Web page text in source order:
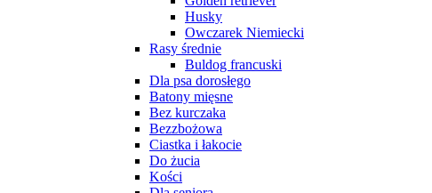
Husky
Owczarek Niemiecki
Rasy średnie
Buldog francuski
Dla psa dorosłego
Batony mięsne
Bez kurczaka
Bezzbożowa
Ciastka i łakocie
Do żucia
Kości